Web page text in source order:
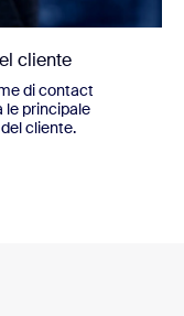
cliente
di contact
le principale
cliente.